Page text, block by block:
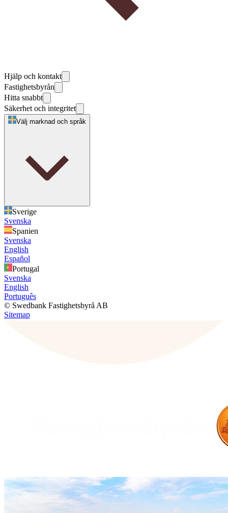
Hjälp och kontakt
Fastighetsbyrån
Hitta snabbt
Säkerhet och integritet
Välj marknad och språk
Sverige
Svenska
Spanien
Svenska
English
Español
Portugal
Svenska
English
Português
© Swedbank Fastighetsbyrå AB
Sitemap